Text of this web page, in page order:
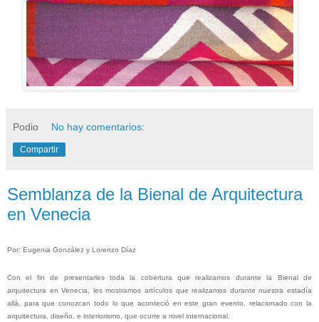
Podio No hay comentarios:
Compartir
Semblanza de la Bienal de Arquitectura
en Venecia
Por: Eugenia González y Lorenzo Díaz
Con el fin de presentarles toda la cobertura que realizamos durante la Bienal de
arquitectura en Venecia, les mostramos artículos que realizamos durante nuestra estadía
allá, para que conozcan todo lo que aconteció en este gran evento, relacionado con la
arquitectura, diseño, e interiorismo, que ocurre a nivel internacional.